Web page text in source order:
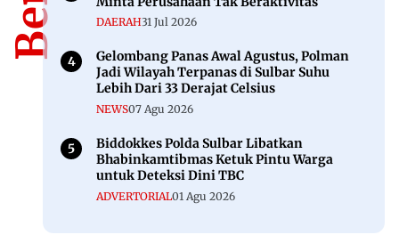
DAERAH31 Jul 2026
Gelombang Panas Awal Agustus, Polman
Jadi Wilayah Terpanas di Sulbar Suhu
Lebih Dari 33 Derajat Celsius
NEWS07 Agu 2026
Biddokkes Polda Sulbar Libatkan
Bhabinkamtibmas Ketuk Pintu Warga
untuk Deteksi Dini TBC
ADVERTORIAL01 Agu 2026